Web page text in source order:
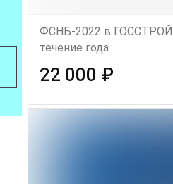
ФСНБ-2022 в
течение года
22 000 ₽